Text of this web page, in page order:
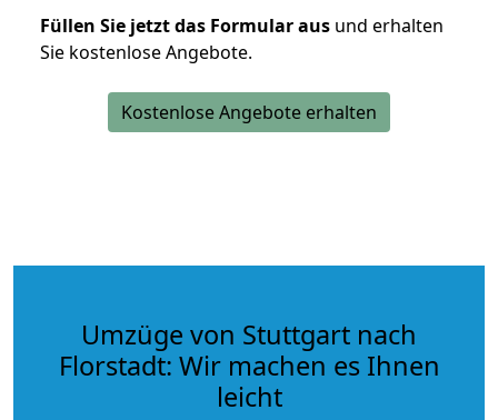
Füllen Sie jetzt das Formular aus und erhalten
Sie kostenlose Angebote.
Kostenlose Angebote erhalten
Umzüge von Stuttgart nach
Florstadt: Wir machen es Ihnen
leicht